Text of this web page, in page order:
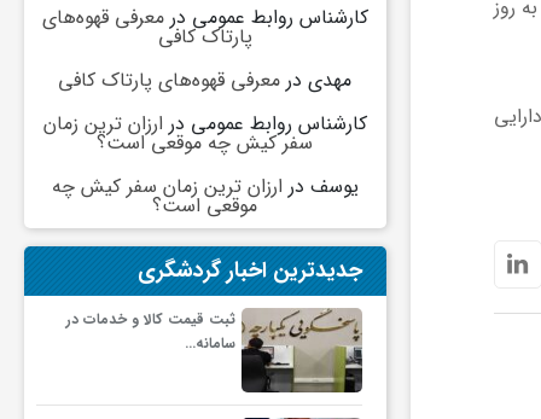
ارز نسبت به روز
کارشناس روابط عمومی درمعرفی قهوه‌های
پارتاک کافی
مهدیدر معرفی قهوه‌های پارتاک کافی
کارشناس روابط عمومی در ارزان ترین زمان
سفر کیش چه موقعی است؟
یوسف در ارزان ترین زمان سفر کیش چه
موقعی است؟
جدیدترین اخبار گردشگری
ثبت قیمت کالا و خدمات در
سامانه…